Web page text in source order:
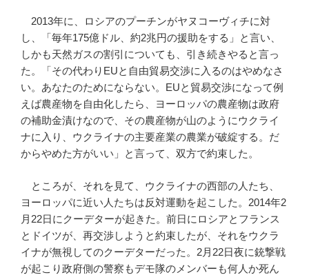
2013年に、ロシアのプーチンがヤヌコーヴィチに対
し、「毎年175億ドル、約2兆円の援助をする」と言い、
しかも天然ガスの割引についても、引き続きやると言っ
た。「その代わりEUと自由貿易交渉に入るのはやめなさ
い。あなたのためにならない。EUと貿易交渉になって例
えば農産物を自由化したら、ヨーロッパの農産物は政府
の補助金漬けなので、その農産物が山のようにウクライ
ナに入り、ウクライナの主要産業の農業が破綻する。だ
からやめた方がいい」と言って、双方で約束した。
ところが、それを見て、ウクライナの西部の人たち、
ヨーロッパに近い人たちは反対運動を起こした。2014年2
月22日にクーデターが起きた。前日にロシアとフランス
とドイツが、再交渉しようと約束したが、それをウクラ
イナが無視してのクーデターだった。2月22日夜に銃撃戦
が起こり政府側の警察もデモ隊のメンバーも何人か死ん